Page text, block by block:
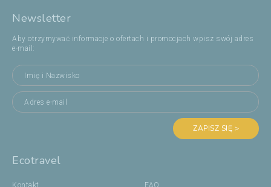
Newsletter
Aby otrzymywać informacje o ofertach i promocjach wpisz swój adres
e-mail:
ZAPISZ SIĘ >
Ecotravel
Kontakt FAQ